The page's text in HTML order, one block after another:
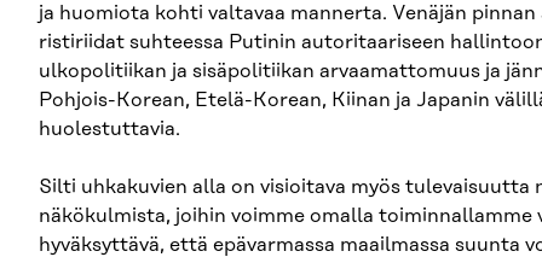
ja huomiota kohti valtavaa mannerta. Venäjän
ristiriidat suhteessa Putinin autoritaariseen
ulkopolitiikan ja sisäpolitiikan arvaamattomuus ja
Pohjois-Korean, Etelä-Korean, Kiinan ja Japanin
huolestuttavia.
Silti uhkakuvien alla on visioitava myös tulevaisuutta
näkökulmista, joihin voimme omalla toiminnallamme
hyväksyttävä, että epävarmassa maailmassa suunta